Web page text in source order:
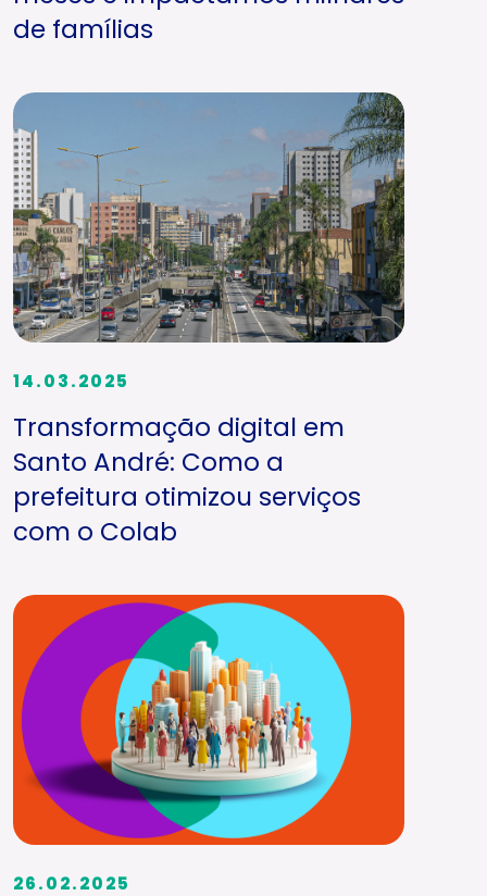
de famílias
14.03.2025
Transformação digital em
Santo André: Como a
prefeitura otimizou serviços
com o Colab
26.02.2025